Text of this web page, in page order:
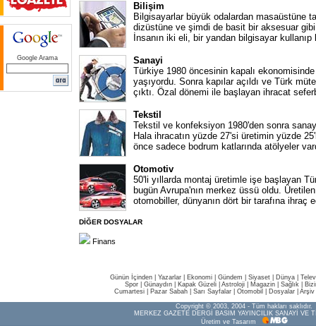
Google Arama
Bilişim
Bilgisayarlar büyük odalardan masaüstüne
dizüstüne ve şimdi de basit bir aksesuar
İnsanın iki eli, bir yandan bilgisayar kullanıp
Sanayi
Türkiye 1980 öncesinin kapalı
yaşıyordu. Sonra kapılar açıldı ve Türk
çıktı. Özal dönemi ile başlayan ihracat
Tekstil
Tekstil ve konfeksiyon 1980'den sonra
Hala ihracatın yüzde 27'si üretimin yüzde
önce sadece bodrum katlarında atölyeler
Otomotiv
50'li yıllarda montaj üretimle işe başlayan
bugün Avrupa'nın merkez üssü oldu.
otomobiller, dünyanın dört bir tarafına ihraç
DİĞER DOSYALAR
Finans
Günün İçinden Yazarlar Ekonomi Gündem Siyaset Dünya |
Spor
Günaydın Kapak Güzeli Astroloji Magazin Sağlık
Cumartesi
Pazar Sabah Sarı Sayfalar Otomobil Dosyalar Arşiv
Copyright © 2003, 2004 - Tüm hakları saklıdır.
MERKEZ GAZETE DERGİ BASIM YAYINCILIK SANAYİ VE
Üretim ve Tasarım